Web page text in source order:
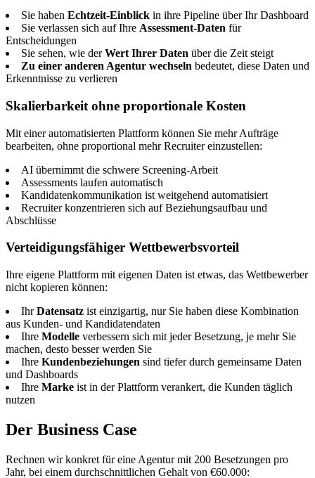
Sie haben Echtzeit-Einblick in ihre Pipeline über Ihr Dashboard
Sie verlassen sich auf Ihre Assessment-Daten für
Entscheidungen
Sie sehen, wie derWert Ihrer Daten über die Zeit steigt
Zu einer anderen Agentur wechseln bedeutet, diese Daten und
Erkenntnisse zu verlieren
Skalierbarkeit ohne proportionale Kosten
Mit einer automatisierten Plattform können Sie mehr Aufträge
bearbeiten, ohne proportional mehr Recruiter einzustellen:
AI übernimmt die schwere Screening-Arbeit
Assessments laufen automatisch
Kandidatenkommunikation ist weitgehend automatisiert
Recruiter konzentrieren sich auf Beziehungsaufbau und
Abschlüsse
Verteidigungsfähiger Wettbewerbsvorteil
Ihre eigene Plattform mit eigenen Daten ist etwas, das Wettbewerber
nicht kopieren können:
IhrDatensatz ist einzigartig, nur Sie haben diese Kombination
aus Kunden- und Kandidatendaten
Ihre Modelle verbessern sich mit jeder Besetzung, je mehr Sie
machen, desto besser werden Sie
Ihre Kundenbeziehungen sind tiefer durch gemeinsame Daten
und Dashboards
Ihre Marke ist in der Plattform verankert, die Kunden täglich
nutzen
Der Business Case
Rechnen wir konkret für eine Agentur mit 200 Besetzungen pro
Jahr, bei einem durchschnittlichen Gehalt von €60.000: